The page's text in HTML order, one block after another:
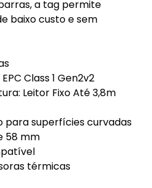
a tag permite
baixo custo e sem
Class 1 Gen2v2
Leitor Fixo Até 3,8m
para superfícies curvadas
58 mm
térmicas